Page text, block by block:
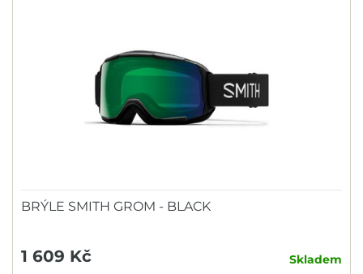
BRÝLE SMITH GROM - BLACK
1 609 Kč Skladem